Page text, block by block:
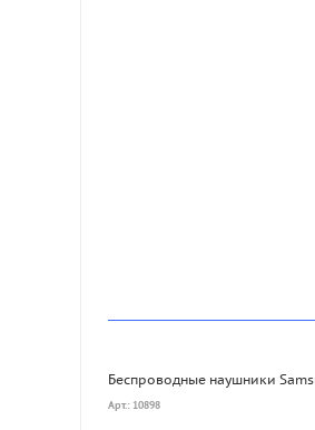
Беспроводные наушники
Арт.: 10898